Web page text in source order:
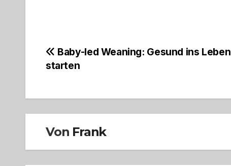
Beitragsnavigation
Baby-led Weaning: Gesund ins Leben
starten
Von Frank